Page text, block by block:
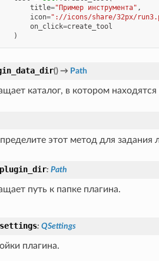
title="Пример инструмента" ,
icon="://icons/share/32px/
on_click=create_tool
)
() → Path
каталог, в котором
этот метод для задания
plugin_dir: Path
путь к папке плагина.
settings: QSettings
плагина.